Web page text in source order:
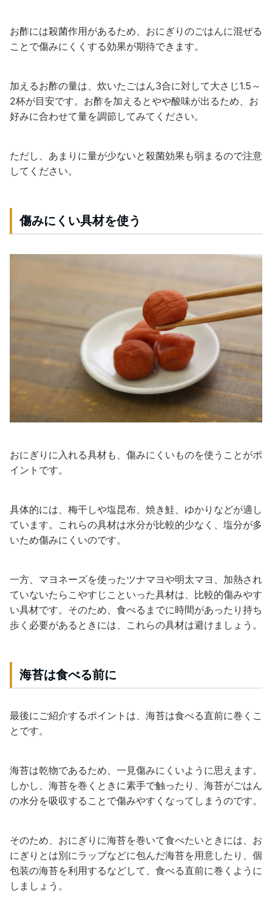
お酢には殺菌作用があるため、おにぎりのごはんに混ぜる
ことで傷みにくくする効果が期待できます。
加えるお酢の量は、炊いたごはん3合に対して大さじ1.5～
2杯が目安です。お酢を加えるとやや酸味が出るため、お
好みに合わせて量を調節してみてください。
ただし、あまりに量が少ないと殺菌効果も弱まるので注意
してください。
傷みにくい具材を使う
おにぎりに入れる具材も、傷みにくいものを使うことがポ
イントです。
具体的には、梅干しや塩昆布、焼き鮭、ゆかりなどが適し
ています。これらの具材は水分が比較的少なく、塩分が多
いため傷みにくいのです。
一方、マヨネーズを使ったツナマヨや明太マヨ、加熱され
ていないたらこやすじこといった具材は、比較的傷みやす
い具材です。そのため、食べるまでに時間があったり持ち
歩く必要があるときには、これらの具材は避けましょう。
海苔は食べる前に
最後にご紹介するポイントは、海苔は食べる直前に巻くこ
とです。
海苔は乾物であるため、一見傷みにくいように思えます。
しかし、海苔を巻くときに素手で触ったり、海苔がごはん
の水分を吸収することで傷みやすくなってしまうのです。
そのため、おにぎりに海苔を巻いて食べたいときには、お
にぎりとは別にラップなどに包んだ海苔を用意したり、個
包装の海苔を利用するなどして、食べる直前に巻くように
しましょう。